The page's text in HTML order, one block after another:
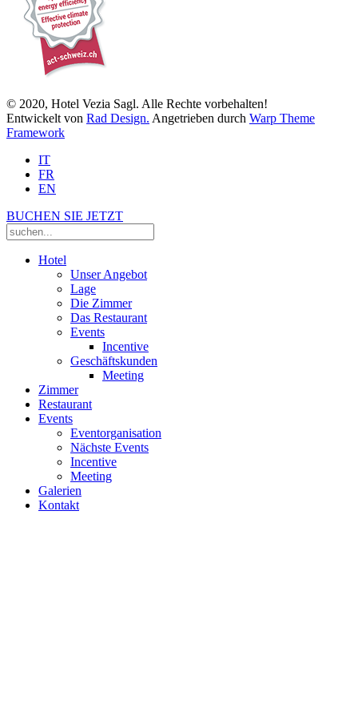
© 2020, Hotel Vezia Sagl. Alle Rechte vorbehalten!
Entwickelt von Rad Design. Angetrieben durch Warp Theme
Framework
IT
FR
EN
BUCHEN SIE JETZT
Hotel
Unser Angebot
Lage
Die Zimmer
Das Restaurant
Events
Incentive
Geschäftskunden
Meeting
Zimmer
Restaurant
Events
Eventorganisation
Nächste Events
Incentive
Meeting
Galerien
Kontakt